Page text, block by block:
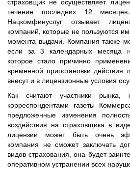
течение последних 12
Нацкомфинуслуг отзывает
компаний, которые не пользуются
момента выдачи. Компания также
если за 3 календарных месяца
которое стало причинно
временной приостановки действия
внесут и в лицензионные условия
Как считают участники рынка,
корреспондентами газеты
предложенные изменения
воздействия на страховщика в
лицензии может быть очень
компания не сможет заключать
видов страхования, она будет
оперативном устранении всех